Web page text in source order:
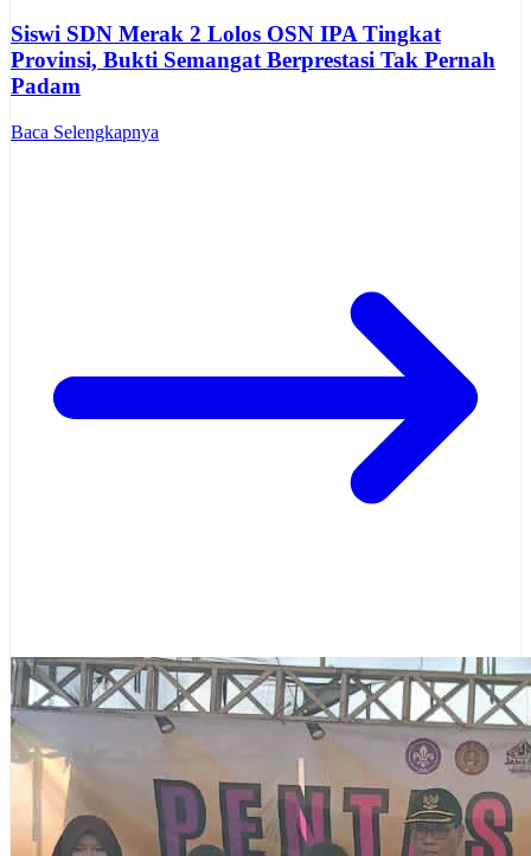
Siswi SDN Merak 2 Lolos OSN IPA Tingkat
Provinsi, Bukti Semangat Berprestasi Tak Pernah
Padam
Baca Selengkapnya